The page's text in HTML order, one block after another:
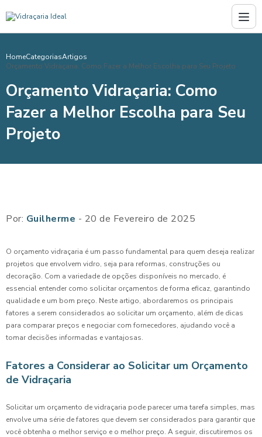
HomeCategoriasArtigos
Orçamento Vidraçaria: Como Fazer a Melhor Escolha para Seu Projeto
Orçamento Vidraçaria: Como
Fazer a Melhor Escolha para Seu
Projeto
Por: Guilherme - 20 de Fevereiro de 2025
O orçamento vidraçaria é um passo fundamental para quem deseja realizar
projetos que envolvem vidro, seja para reformas, construções ou
decoração. Com a variedade de opções disponíveis no mercado, é
essencial entender como solicitar orçamentos de forma eficaz, garantindo
qualidade e um bom preço. Neste artigo, abordaremos os principais
fatores a serem considerados ao solicitar um orçamento, além de dicas
para comparar preços e negociar com fornecedores, ajudando você a
tomar decisões informadas e vantajosas.
Fatores a Considerar ao Solicitar um Orçamento
de Vidraçaria
Solicitar um orçamento de vidraçaria pode parecer uma tarefa simples, mas
envolve uma série de fatores que devem ser considerados para garantir que
você obtenha o melhor serviço e o melhor preço. A seguir, discutiremos os